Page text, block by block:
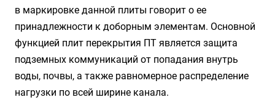
в маркировке данной плиты говорит о ее
принадлежности к доборным элементам. Основной
функцией плит перекрытия ПТ является защита
подземных коммуникаций от попадания внутрь
воды, почвы, а также равномерное распределение
нагрузки по всей ширине канала.